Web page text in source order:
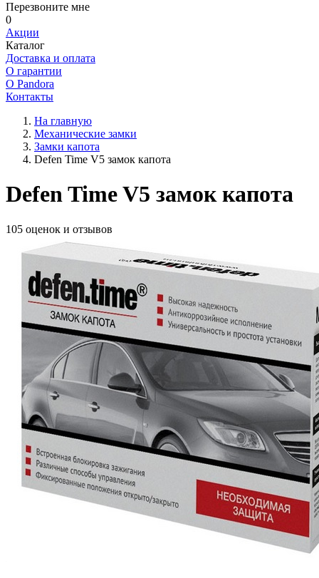
Перезвоните мне
0
Акции
Каталог
Доставка и оплата
О гарантии
О Pandora
Контакты
На главную
Механические замки
Замки капота
Defen Time V5 замок капота
Defen Time V5 замок капота
105 оценок и отзывов